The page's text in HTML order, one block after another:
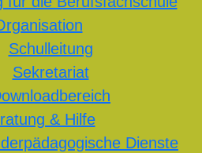
Schulleitung
Sekretariat
& Hilfe
Dienste